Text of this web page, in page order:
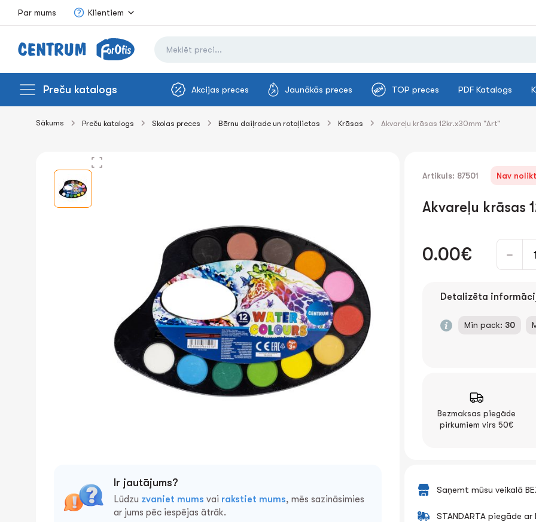
Par mums Klientiem
Preču katalogs Akcijas preces Jaunākās preces TOP preces PDF Katalogs
Sākums Preču katalogs Skolas preces Bērnu daiļrade un rotaļlietas Krāsas Akvareļu krāsas 12kr.x30mm "Art"
Ir jautājums?
Lūdzu zvaniet mums vai rakstiet mums, mēs sazināsimies
ar jums pēc iespējas ātrāk.
Artikuls: 87501 Nav
Akvareļu krāsas
0.00€
Detalizēta
Min pack: 30
Bezmaksas piegāde
pirkumiem virs 50€
Saņemt mūsu veikalā
STANDARTA piegāde ar